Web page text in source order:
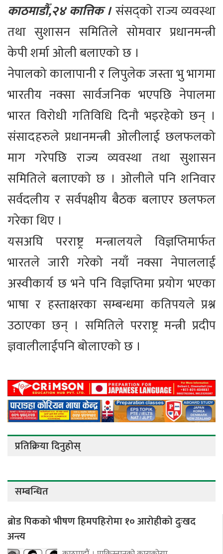
काठमाडौँ,२४ कात्तिक ।संसद्को राज्य व्यवस्था
तथा सुशासन समितिले सोमवार प्रधानमन्त्री
केपी शर्मा ओली बलाएको छ ।
नेपालको कालापानी र लिपुलेक जस्ता भु भागमा
भारतीय नक्सा सार्वजनिक भएपछि नेपालमा
भारत विरोधी गतिविधि दिनौ भइरहेको छन् ।
संसादहरुले प्रधानमन्त्री ओलीलाई छलफलको
माग गरेपछि राज्य व्यवस्था तथा सुशासन
समितिले बलाएको छ । ओलीले पनि शनिवार
सर्वदलीय र सर्वपक्षीय बैठक बलाएर छलफल
गरेका थिए ।
यसअघि परराष्ट्र मन्त्रालयले विज्ञप्तिमार्फत
भारतले जारी गरेको नयाँ नक्सा नेपाललाई
अस्वीकार्य छ भने पनि विज्ञप्तिमा प्रयोग भएका
भाषा र हस्ताक्षरका सम्बन्धमा कतिपयले प्रश्न
उठाएका छन् । समितिले परराष्ट्र मन्त्री प्रदीप
ज्ञवालीलाईपनि बोलाएको छ ।
प्रतिक्रिया दिनुहोस्
सम्बन्धित
ब्रोड पिकको भीषण हिमपहिरोमा १० आरोहीको दुःखद
अन्त्य